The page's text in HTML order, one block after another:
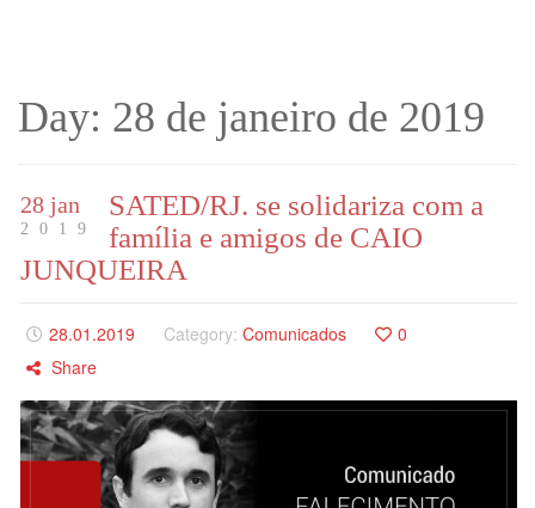
Day: 28 de janeiro de 2019
28 jan
2019
SATED/RJ. se solidariza com a
família e amigos de CAIO
JUNQUEIRA
28.01.2019 Category: Comunicados
0
Share